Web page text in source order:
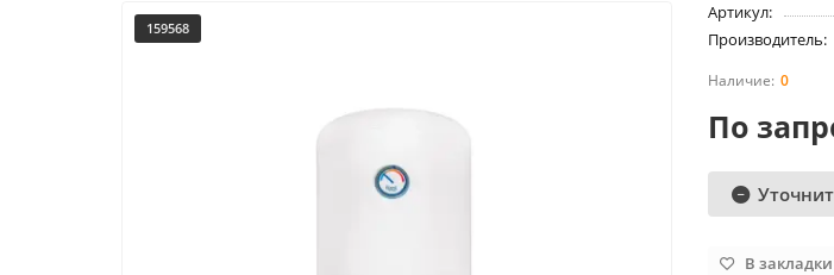
159568
Артикул:
Производитель:
0
По
В закладки